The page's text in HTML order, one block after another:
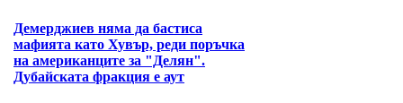
Демерджиев няма да бастиса
мафията като Хувър, реди поръчка
на американците за "Делян".
Дубайската фракция е аут